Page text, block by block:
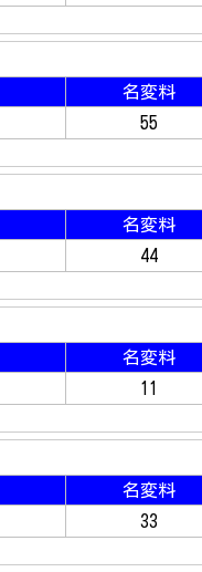
名変料
55
名変料
44
名変料
11
名変料
33